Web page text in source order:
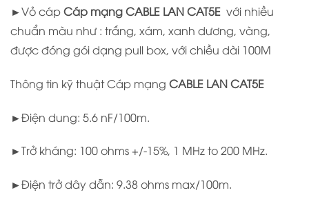
►Vỏ cápCáp mạngCABLE LAN CAT5E với nhiều
chuẩn màu như : trắng, xám, xanh dương, vàng,
được đóng gói dạng pull box, với chiều dài 100M
Thông tin kỹ thuật Cáp mạng CABLE LAN CAT5E
►Điện dung: 5.6 nF/100m.
►Trở kháng: 100 ohms +/-15%, 1 MHz to 200 MHz.
►Điện trở dây dẫn: 9.38 ohms max/100m.